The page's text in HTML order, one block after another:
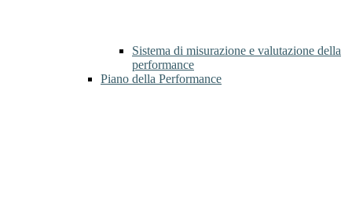
Sistema di misurazione e valutazione della
performance
Piano della Performance